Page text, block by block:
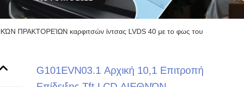
ΠΡΑΚΤΟΡΕΊΩΝ καρφιτσών ίντσας LVDS 40 με το φως του
G101EVN03.1 Αρχική 10,1 Επιτροπή